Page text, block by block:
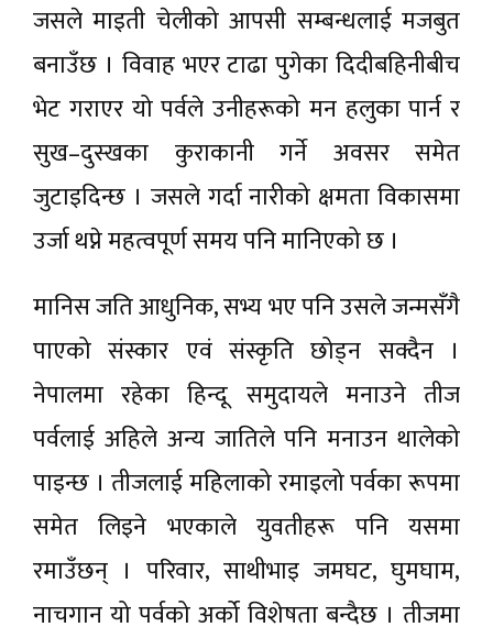
जसले माइती चेलीको आपसी सम्बन्धलाई मजबुत
बनाउँछ । विवाह भएर टाढा पुगेका दिदीबहिनीबीच
भेट गराएर यो पर्वले उनीहरूको मन हलुका पार्न र
सुख–दुस्खका कुराकानी गर्ने अवसर समेत
जुटाइदिन्छ । जसले गर्दा नारीको क्षमता विकासमा
उर्जा थप्ने महत्वपूर्ण समय पनि मानिएको छ ।
मानिस जति आधुनिक, सभ्य भए पनि उसले जन्मसँगै
पाएको संस्कार एवं संस्कृति छोड्न सक्दैन ।
नेपालमा रहेका हिन्दू समुदायले मनाउने तीज
पर्वलाई अहिले अन्य जातिले पनि मनाउन थालेको
पाइन्छ । तीजलाई महिलाको रमाइलो पर्वका रूपमा
समेत लिइने भएकाले युवतीहरू पनि यसमा
रमाउँछन् । परिवार, साथीभाइ जमघट, घुमघाम,
नाचगान यो पर्वको अर्को विशेषता बन्दैछ । तीजमा